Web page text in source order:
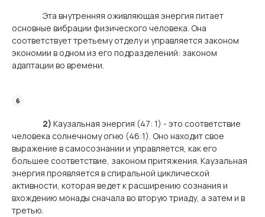
Эта внутренняя оживляющая энергия питает
основные вибрации физического человека. Она
соответствует третьему отделу и управляется законом
экономии в одном из его подразделений: законом
адаптации во времени.
2) Каузальная энергия (47: 1) - это соответствие
человека солнечному огню (46:1). Оно находит свое
выражение в самосознании и управляется, как его
большее соответствие, законом притяжения. Каузальная
энергия проявляется в спиральной циклической
активности, которая ведет к расширению сознания и
вхождению монады сначала во вторую триаду, а затем и в
третью.